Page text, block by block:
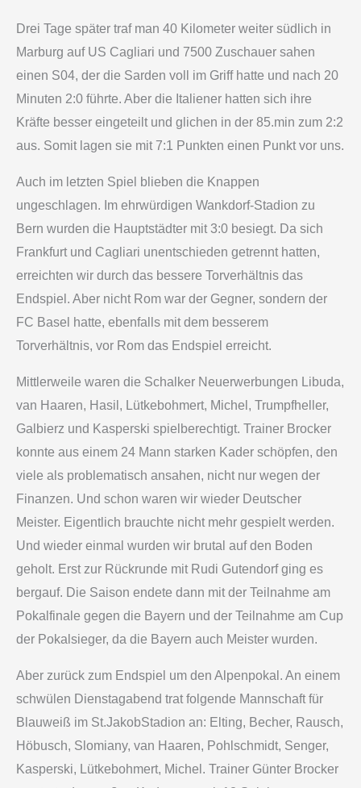
Drei Tage später traf man 40 Kilometer weiter südlich in
Marburg auf US Cagliari und 7500 Zuschauer sahen
einen S04, der die Sarden voll im Griff hatte und nach 20
Minuten 2:0 führte. Aber die Italiener hatten sich ihre
Kräfte besser eingeteilt und glichen in der 85.min zum 2:2
aus. Somit lagen sie mit 7:1 Punkten einen Punkt vor uns.
Auch im letzten Spiel blieben die Knappen
ungeschlagen. Im ehrwürdigen Wankdorf-Stadion zu
Bern wurden die Hauptstädter mit 3:0 besiegt. Da sich
Frankfurt und Cagliari unentschieden getrennt hatten,
erreichten wir durch das bessere Torverhältnis das
Endspiel. Aber nicht Rom war der Gegner, sondern der
FC Basel hatte, ebenfalls mit dem besserem
Torverhältnis, vor Rom das Endspiel erreicht.
Mittlerweile waren die Schalker Neuerwerbungen Libuda,
van Haaren, Hasil, Lütkebohmert, Michel, Trumpfheller,
Galbierz und Kasperski spielberechtigt. Trainer Brocker
konnte aus einem 24 Mann starken Kader schöpfen, den
viele als problematisch ansahen, nicht nur wegen der
Finanzen. Und schon waren wir wieder Deutscher
Meister. Eigentlich brauchte nicht mehr gespielt werden.
Und wieder einmal wurden wir brutal auf den Boden
geholt. Erst zur Rückrunde mit Rudi Gutendorf ging es
bergauf. Die Saison endete dann mit der Teilnahme am
Pokalfinale gegen die Bayern und der Teilnahme am Cup
der Pokalsieger, da die Bayern auch Meister wurden.
Aber zurück zum Endspiel um den Alpenpokal. An einem
schwülen Dienstagabend trat folgende Mannschaft für
Blauweiß im St.­Jakob­Stadion an: Elting, Becher, Rausch,
Höbusch, Slomiany, van Haaren, Pohlschmidt, Senger,
Kasperski, Lütkebohmert, Michel. Trainer Günter Brocker